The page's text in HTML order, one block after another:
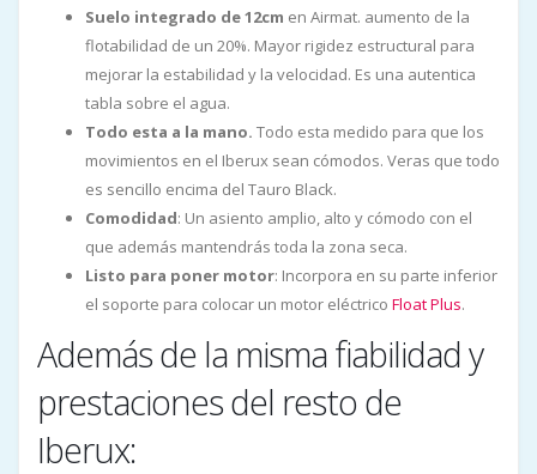
Suelo integrado de 12cm en Airmat. aumento de la
flotabilidad de un 20%. Mayor rigidez estructural para
mejorar la estabilidad y la velocidad. Es una autentica
tabla sobre el agua.
Todo esta a la mano. Todo esta medido para que los
movimientos en el Iberux sean cómodos. Veras que todo
es sencillo encima del Tauro Black.
Comodidad: Un asiento amplio, alto y cómodo con el
que además mantendrás toda la zona seca.
Listo para poner motor: Incorpora en su parte inferior
el soporte para colocar un motor eléctrico Float Plus.
Además de la misma fiabilidad y
prestaciones del resto de
Iberux: